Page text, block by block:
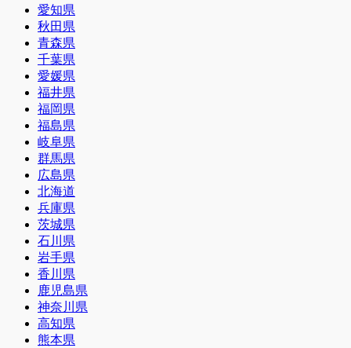
愛知県
秋田県
青森県
千葉県
愛媛県
福井県
福岡県
福島県
岐阜県
群馬県
広島県
北海道
兵庫県
茨城県
石川県
岩手県
香川県
鹿児島県
神奈川県
高知県
熊本県